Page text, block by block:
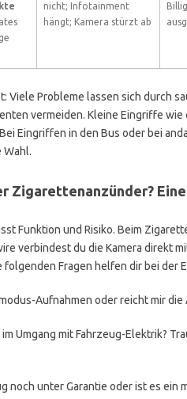
nicht; Infotainment
hängt; Kamera stürzt ab
Viele Probleme lassen sich durch
vermeiden. Kleine Eingriffe
Eingriffen in den Bus oder bei
Wahl.
Zigarettenanzünder?
Funktion und Risiko. Beim
verbindest du die Kamera direkt
folgenden Fragen helfen dir bei der
Aufnahmen oder reicht mir
Umgang mit Fahrzeug-Elektrik?
noch unter Garantie oder ist es ein